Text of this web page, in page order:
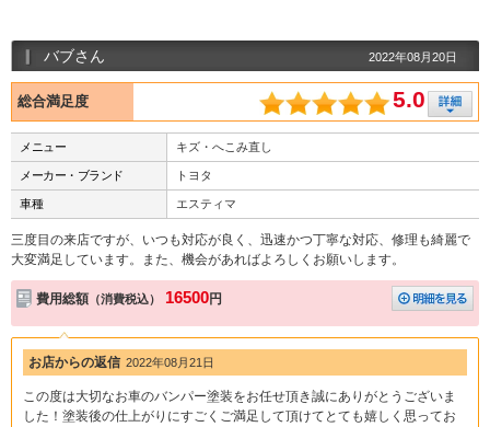
バブさん 2022年08月20日
総合満足度 5.0
メニュー キズ・へこみ直し
メーカー・ブランド トヨタ
車種 エスティマ
三度目の来店ですが、いつも対応が良く、迅速かつ丁寧な対応、修理も綺麗で
大変満足しています。また、機会があればよろしくお願いします。
費用総額 （消費税込） 16500円
お店からの返信 2022年08月21日
この度は大切なお車のバンパー塗装をお任せ頂き誠にありがとうございま
した！塗装後の仕上がりにすごくご満足して頂けてとても嬉しく思ってお